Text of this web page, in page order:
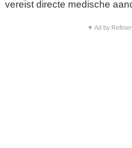
vereist directe medische
▼ Ad by